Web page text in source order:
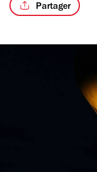
Partager